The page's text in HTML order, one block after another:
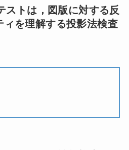
ストは，図版に対する反
ィを理解する投影法検査